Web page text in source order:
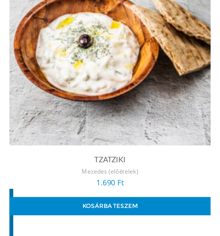
TZATZIKI
Mezedes (előételek)
1.690 Ft
KOSÁRBA TESZEM